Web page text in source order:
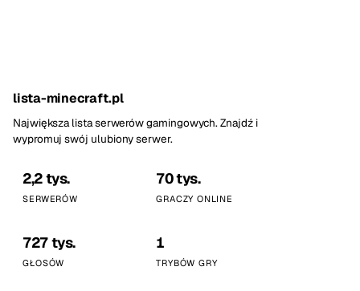
lista-minecraft.pl
Największa lista serwerów gamingowych. Znajdź i
wypromuj swój ulubiony serwer.
2,2 tys.
SERWERÓW
70 tys.
GRACZY ONLINE
727 tys.
GŁOSÓW
1
TRYBÓW GRY